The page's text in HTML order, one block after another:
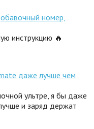
номер,
инструкцию 🔥
даже лучше чем
ультре, я бы даже
и заряд держат